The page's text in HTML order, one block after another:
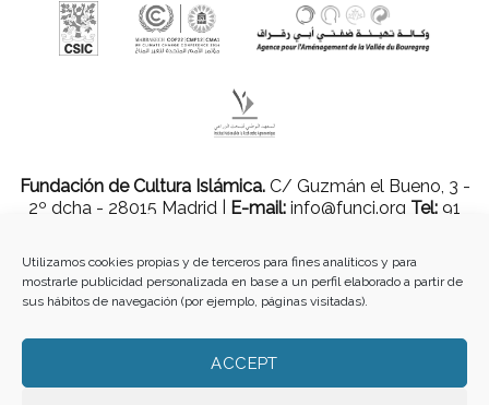
Utilizamos cookies propias y de terceros para fines analíticos y para
mostrarle publicidad personalizada en base a un perfil elaborado a partir de
sus hábitos de navegación (por ejemplo, páginas visitadas).
ACCEPT
Fundación de Cultura Islámica.C/ Guzmán el Bueno, 3 -
2º dcha - 28015 Madrid |
E-mail: info@funci.org Tel: 91
internacionales de copyright y no pueden ser reproducidos, distribuidos,
transmitidos, exhibidos, publicados o retransmitidos sin el permiso previo por